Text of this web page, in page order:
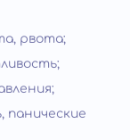
рвота;